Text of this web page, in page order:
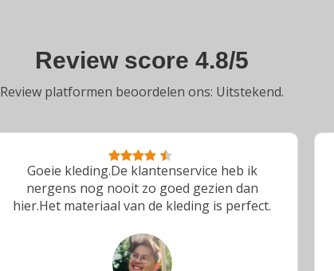
Review score 4.8/5
Review platformen beoordelen ons: Uitstekend.
Goeie kleding.De klantenservice heb ik
nergens nog nooit zo goed gezien dan
hier.Het materiaal van de kleding is perfect.